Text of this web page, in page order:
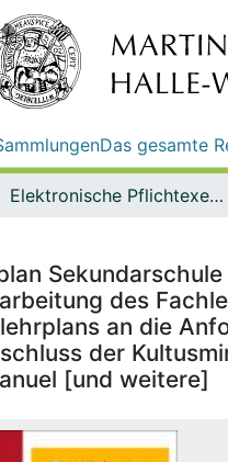
Das gesamte
Elektronische Pflichtexemplare
des
an die
der
[und weitere]